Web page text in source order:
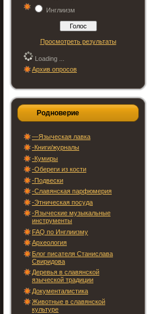
Инглиизм
Просмотреть результаты
Loading ...
Архив опросов
Родноверие
—Языческая лавка
-Книги/журналы
-Кумиры
-Обереги из кости
-Подвески
-Славянская парфюмерия
-Этническая посуда
-Языческие музыкальные
инструменты
FAQ по Инглиизму
Археология
Блог писателя Станислава
Свиридова
Деревья в славянской
языческой традиции
Документалистика
Животные в славянской
культуре